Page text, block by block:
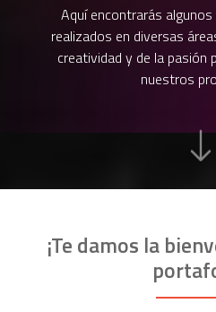
Aquí encontrarás
realizados en diversas
creatividad y de la pasión
nuestros
¡Te damos la